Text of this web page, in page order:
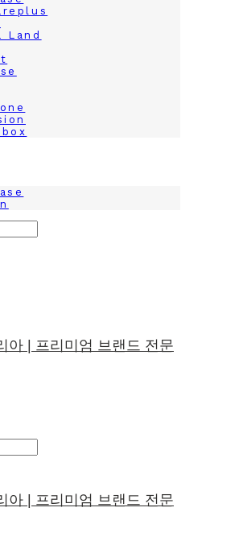
Land
아 | 프리미엄 브랜드 전문
아 | 프리미엄 브랜드 전문